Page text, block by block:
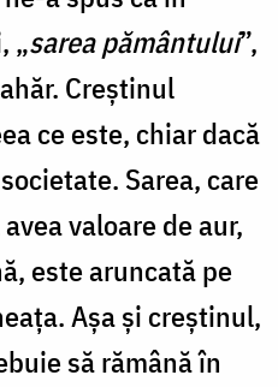
„sarea pământului”,
Creştinul
ce este, chiar dacă
Sarea, care
valoare de aur,
este aruncată pe
Aşa şi creştinul,
să rămână în